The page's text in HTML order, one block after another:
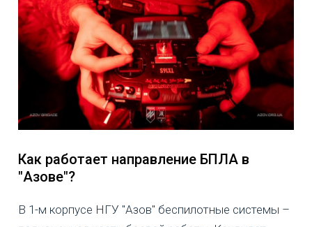
Как работает направление БПЛА в
"Азове"?
В 1-м корпусе НГУ "Азов" беспилотные системы –